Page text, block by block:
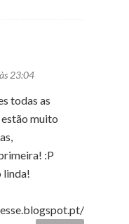
23:04
todas as
muito
:P
linda!